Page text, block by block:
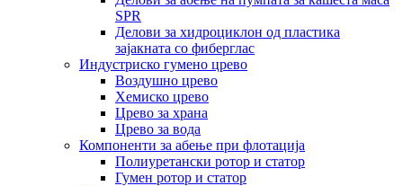
SPR
Делови за хидроциклон од пластика
зајакната со фиберглас
Индустриско гумено црево
Воздушно црево
Хемиско црево
Црево за храна
Црево за вода
Компоненти за абење при флотација
Полиуретански ротор и статор
Гумен ротор и статор